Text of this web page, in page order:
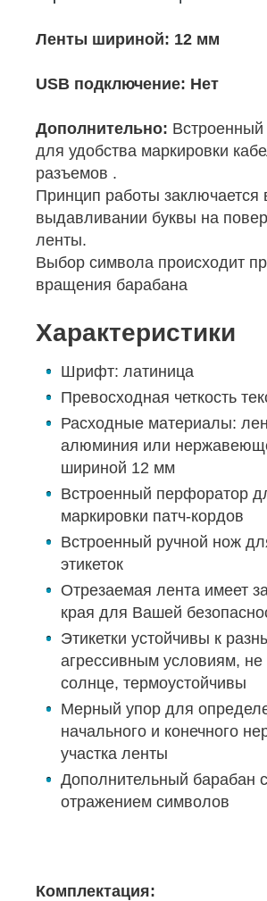
Ленты шириной: 12 мм
USB подключение: Нет
Дополнительно:
для удобства маркировки
разъемов .
Принцип работы заключается
выдавливании буквы на
ленты.
Выбор символа происходит
вращения барабана
Характеристики
Шрифт: латиница
Превосходная четкость
Расходные материалы:
алюминия или
шириной 12 мм
Встроенный перфоратор
маркировки патч-кордов
Встроенный ручной нож
этикеток
Отрезаемая лента имеет
края для Вашей
Этикетки устойчивы к
агрессивным условиям,
солнце, термоустойчивы
Мерный упор для
начального и конечного
участка ленты
Дополнительный барабан
отражением символов
Комплектация: